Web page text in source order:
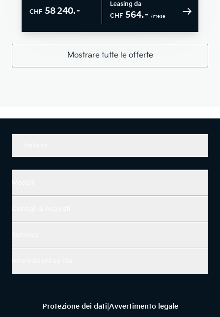
CHF 58 240.–
Leasing da
CHF 564.– /mese
Mostrare tutte le offerte
Protezione dei dati Avvertimento legale